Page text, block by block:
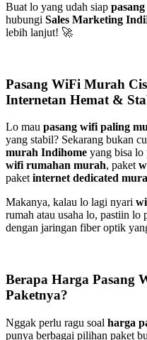
Buat lo yang udah siap
hubungi Sales Marketing
lebih lanjut! 🚀
Pasang WiFi Murah
Internetan Hemat &
Lo mau pasang wifi paling
yang stabil? Sekarang bukan
murah Indihome yang bisa lo
wifi rumahan murah, paket
paketinternet dedicated
Makanya, kalau lo lagi nyari
rumah atau usaha lo, pastiin lo
dengan jaringan fiber optik
Berapa Harga Pasang
Paketnya?
Nggak perlu ragu soal harga
punya berbagai pilihan paket